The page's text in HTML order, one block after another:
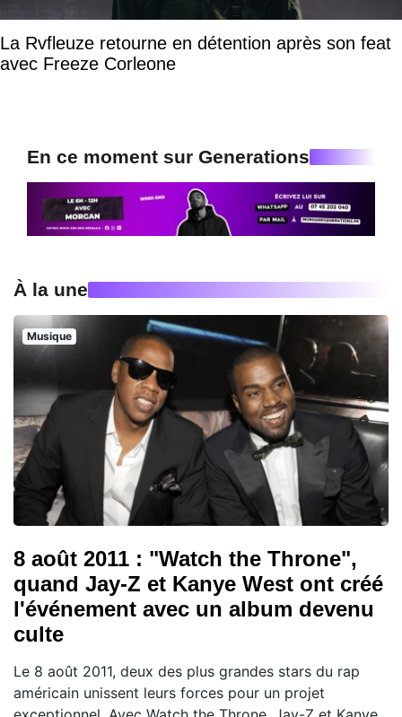
La Rvfleuze retourne en détention après son feat
avec Freeze Corleone
En ce moment sur Generations
À la une
Musique
8 août 2011 : "Watch the Throne",
quand Jay-Z et Kanye West ont créé
l'événement avec un album devenu
culte
Le 8 août 2011, deux des plus grandes stars du rap
américain unissent leurs forces pour un projet